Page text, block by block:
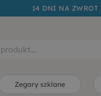
14 DNI NA ZWROT
Zegary szklane